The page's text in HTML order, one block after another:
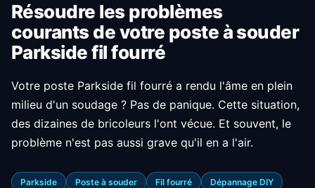
Résoudre les problèmes
courants de votre poste à souder
Parkside fil fourré
Votre poste Parkside fil fourré a rendu l'âme en plein
milieu d'un soudage ? Pas de panique. Cette situation,
des dizaines de bricoleurs l'ont vécue. Et souvent, le
problème n'est pas aussi grave qu'il en a l'air.
Parkside Poste à souder Fil fourré
Dépannage DIY